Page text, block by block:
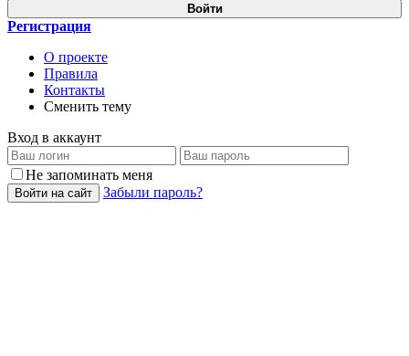
Войти
Регистрация
О проекте
Правила
Контакты
Сменить тему
Вход в аккаунт
Не запоминать меня
Войти на сайт Забыли пароль?